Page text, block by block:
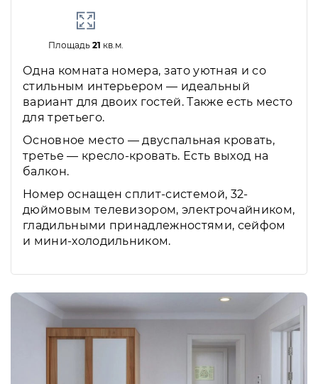
Площадь 21 кв.м.
Одна комната номера, зато уютная и со
стильным интерьером — идеальный
вариант для двоих гостей. Также есть место
для третьего.
Основное место — двуспальная кровать,
третье — кресло-кровать. Есть выход на
балкон.
Номер оснащен сплит-системой, 32-
дюймовым телевизором, электрочайником,
гладильными принадлежностями, сейфом
и мини-холодильником.